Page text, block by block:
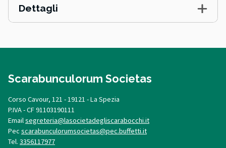
Dettagli
Scarabunculorum Societas
Corso Cavour, 121 - 19121 - La Spezia
P.IVA - CF 91103190111
Emailsegreteria@lasocietadegliscarabocchi.it
Pec scarabunculorumsocietas@pec.buffetti.it
Tel. 3356117977